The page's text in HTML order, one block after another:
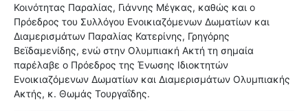
Κοινότητας Παραλίας, Γιάννης Μέγκας, καθώς και ο
Πρόεδρος του Συλλόγου Ενοικιαζόμενων Δωματίων και
Διαμερισμάτων Παραλίας Κατερίνης, Γρηγόρης
Βεϊδαμενίδης, ενώ στην Ολυμπιακή Ακτή τη σημαία
παρέλαβε ο Πρόεδρος της Ένωσης Ιδιοκτητών
Ενοικιαζόμενων Δωματίων και Διαμερισμάτων Ολυμπιακής
Ακτής, κ. Θωμάς Τουργαΐδης.